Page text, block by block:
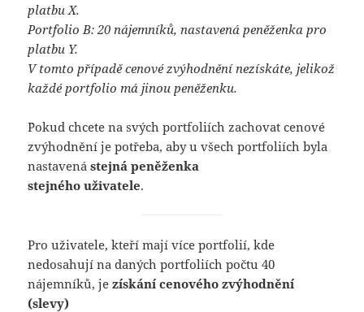
platbu X.
Portfolio B: 20 nájemníků, nastavená peněženka pro
platbu Y.
V tomto případě cenové zvýhodnění nezískáte, jelikož
každé portfolio má jinou peněženku.
¨Pokud chcete na svých portfoliích zachovat cenové
zvýhodnění je potřeba, aby u všech portfoliích byla
nastavenástejná peněženka
stejného uživatele.
Pro uživatele, kteří mají více portfolií, kde
nedosahují na daných portfoliích počtu 40
nájemníků, jezískání cenového zvýhodnění
(slevy)